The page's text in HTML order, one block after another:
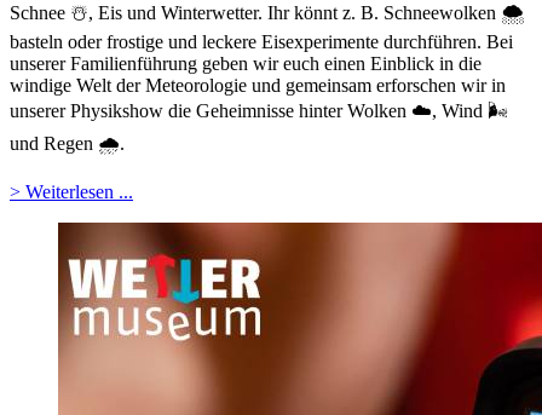
Schnee ☃️, Eis und Winterwetter. Ihr könnt z. B. Schneewolken 🌨️
basteln oder frostige und leckere Eisexperimente durchführen. Bei
unserer Familienführung geben wir euch einen Einblick in die
windige Welt der Meteorologie und gemeinsam erforschen wir in
unserer Physikshow die Geheimnisse hinter Wolken ☁️, Wind 🌬️
und Regen 🌧️.
> Weiterlesen ...